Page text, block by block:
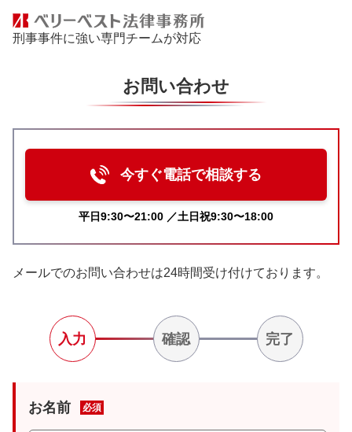
刑事事件に強い専門チームが対応
お問い合わせ
今すぐ電話で相談する
平日9:30〜21:00 ／土日祝9:30〜18:00
メールでのお問い合わせは24時間受け付けております。
入力 確認 完了
お名前 必須